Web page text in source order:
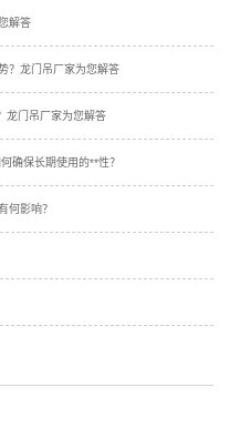
解答
？龙门吊厂家为您解答
龙门吊厂家为您解答
确保长期使用的**性？
何影响？